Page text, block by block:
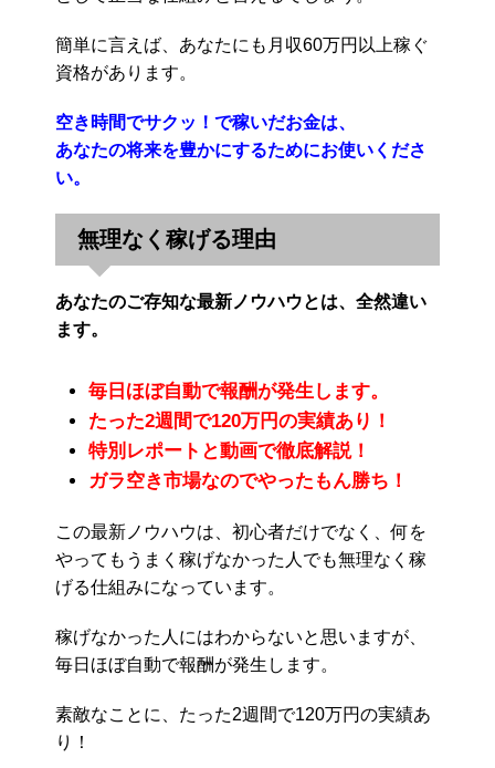
簡単に言えば、あなたにも月収60万円以上稼ぐ
資格があります。
空き時間でサクッ！で稼いだお金は、
あなたの将来を豊かにするためにお使いくださ
い。
無理なく稼げる理由
あなたのご存知な最新ノウハウとは、全然違い
ます。
毎日ほぼ自動で報酬が発生します。
たった2週間で120万円の実績あり！
特別レポートと動画で徹底解説！
ガラ空き市場なのでやったもん勝ち！
この最新ノウハウは、初心者だけでなく、何を
やってもうまく稼げなかった人でも無理なく稼
げる仕組みになっています。
稼げなかった人にはわからないと思いますが、
毎日ほぼ自動で報酬が発生します。
素敵なことに、たった2週間で120万円の実績あ
り！